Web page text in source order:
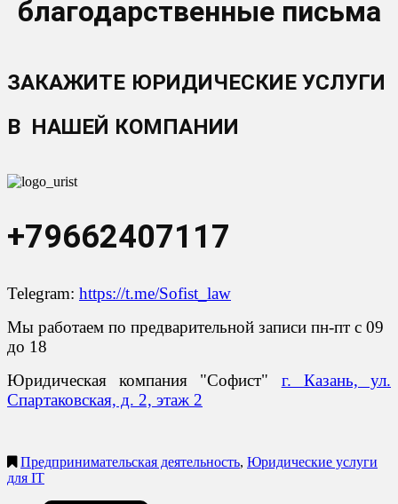
благодарственные письма
ЗАКАЖИТЕ ЮРИДИЧЕСКИЕ УСЛУГИ
В НАШЕЙ КОМПАНИИ
+79662407117
Telegram: https://t.me/Sofist_law
Мы работаем по предварительной записи пн-пт с 09
до 18
Юридическая компания "Софист" г. Казань, ул.
Спартаковская, д. 2, этаж 2
Предпринимательская деятельность, Юридические услуги
для IT